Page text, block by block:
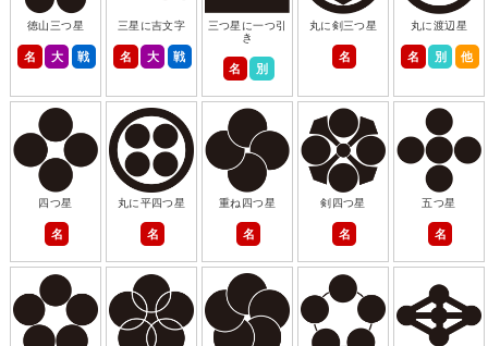
徳山三つ星
名 大 戦
三星に吉文字
名 大 戦
三つ星に一つ引
き
名 別
丸に剣三つ星
名
丸に渡辺星
名 別 他
四つ星
名
丸に平四つ星
名
重ね四つ星
名
剣四つ星
名
五つ星
名